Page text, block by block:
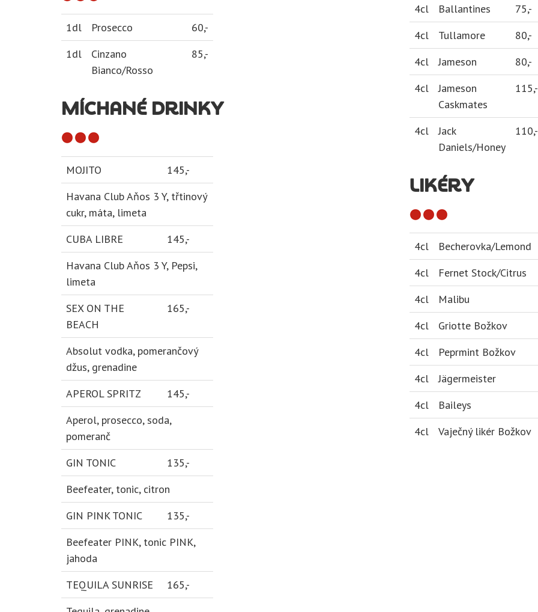
1dl Prosecco
60,-
1dl
Cinzano
Bianco/Rosso
85,-
MÍCHANÉ DRINKY
MOJITO
145,-
Havana Club Aňos 3 Y, třtinový
cukr, máta, limeta
CUBA LIBRE
145,-
Havana Club Aňos 3 Y, Pepsi,
limeta
SEX ON THE
BEACH
165,-
Absolut vodka, pomerančový
džus, grenadine
APEROL SPRITZ
145,-
Aperol, prosecco, soda,
pomeranč
GIN TONIC
135,-
Beefeater, tonic, citron
GIN PINK TONIC
135,-
Beefeater PINK, tonic PINK,
jahoda
TEQUILA SUNRISE
165,-
4cl Ballantines
75,-
4cl
Tullamore
80,-
4cl
Jameson
80,-
4cl
Jameson
Caskmates
115,-
4cl
Jack
Daniels/Honey
110,-
LIKÉRY
4cl
Becherovka/Lemond
4cl
Fernet Stock/Citrus
4cl
Malibu
4cl
Griotte Božkov
4cl
Peprmint Božkov
4cl
Jägermeister
4cl
Baileys
4cl
Vaječný likér Božkov